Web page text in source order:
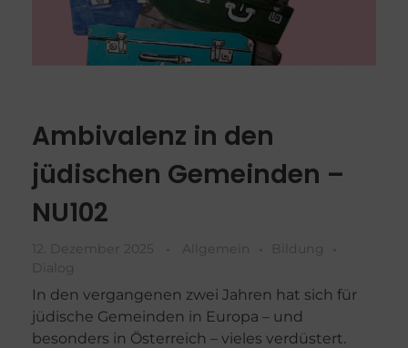
Ambivalenz in den
jüdischen Gemeinden –
NU102
12. Dezember 2025 Allgemein
Bildung
Dialog
In den vergangenen zwei Jahren hat sich für
jüdische Gemeinden in Europa – und
besonders in Österreich – vieles verdüstert.